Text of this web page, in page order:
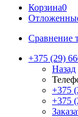
Корзина0
Сравнение
+375 (29)
Назад
+375
+375